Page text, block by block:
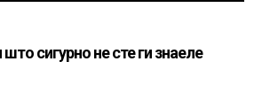
сигурно не сте ги знаеле